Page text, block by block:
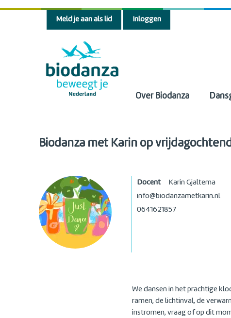
Meld je aan als lid Inloggen
Over Biodanza
Biodanza met Karin op
Docent
Karin Gjaltema
info@biodanzametkarin.nl
0641621857
We dansen in het prachtige
ramen, de lichtinval, de
instromen, vraag of op dit